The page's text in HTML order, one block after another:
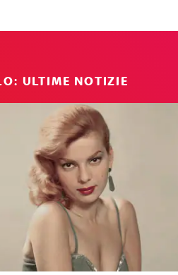
ULTIME NOTIZIE